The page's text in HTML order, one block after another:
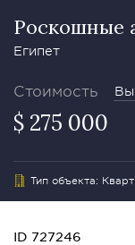
Роскошные
Египет
Стоимость
$ 275 000
Тип объекта:
ID 727246